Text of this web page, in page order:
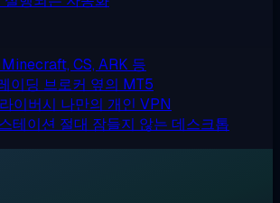
Minecraft, CS, ARK 등
이딩 브로커 옆의 MT5
이버시 나만의 개인 VPN
테이션 절대 잠들지 않는 데스크톱